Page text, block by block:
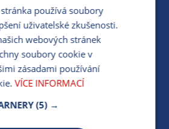
KE STÁVAJÍCÍ SMLOUVĚ
412 154 154
PO-PÁ 7:30-17:00
používá soubory
uživatelské zkušenosti.
webových stránek
soubory cookie v
zásadami používání
VÍCE INFORMACÍ
(5) →